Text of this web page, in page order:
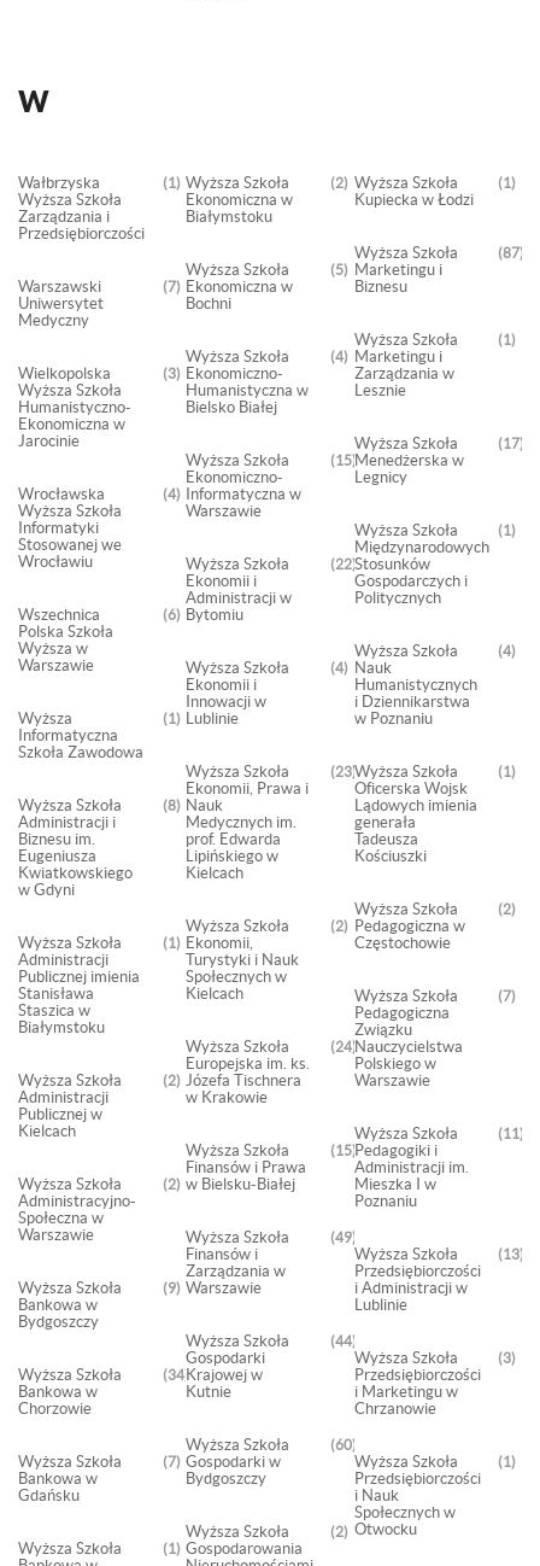
W
Wałbrzyska
Wyższa Szkoła
Zarządzania i
Przedsiębiorczości
1
Warszawski
Uniwersytet
Medyczny
7
Wielkopolska
Wyższa Szkoła
Humanistyczno-
Ekonomiczna w
Jarocinie
3
Wrocławska
Wyższa Szkoła
Informatyki
Stosowanej we
Wrocławiu
4
Wszechnica
Polska Szkoła
Wyższa w
Warszawie
6
Wyższa
Informatyczna
Szkoła Zawodowa
1
Wyższa Szkoła
Administracji i
Biznesu im.
Eugeniusza
Kwiatkowskiego
w Gdyni
8
Wyższa Szkoła
Administracji
Publicznej imienia
Stanisława
Staszica w
Białymstoku
1
Wyższa Szkoła
Administracji
Publicznej w
Kielcach
2
Wyższa Szkoła
Administracyjno-
Społeczna w
Warszawie
2
Wyższa Szkoła
Bankowa w
Bydgoszczy
9
Wyższa Szkoła
Bankowa w
Chorzowie
34
Wyższa Szkoła
Bankowa w
Gdańsku
7
Wyższa Szkoła
1
Wyższa Szkoła
Ekonomiczna w
Białymstoku
2
Wyższa Szkoła
Ekonomiczna w
Bochni
5
Wyższa Szkoła
Ekonomiczno-
Humanistyczna w
Bielsko Białej
4
Wyższa Szkoła
Ekonomiczno-
Informatyczna w
Warszawie
15
Wyższa Szkoła
Ekonomii i
Administracji w
Bytomiu
22
Wyższa Szkoła
Ekonomii i
Innowacji w
Lublinie
4
Wyższa Szkoła
Ekonomii, Prawa i
Nauk
Medycznych im.
prof. Edwarda
Lipińskiego w
Kielcach
23
Wyższa Szkoła
Ekonomii,
Turystyki i Nauk
Społecznych w
Kielcach
2
Wyższa Szkoła
Europejska im. ks.
Józefa Tischnera
w Krakowie
24
Wyższa Szkoła
Finansów i Prawa
w Bielsku-Białej
15
Wyższa Szkoła
Finansów i
Zarządzania w
Warszawie
49
Wyższa Szkoła
Gospodarki
Krajowej w
Kutnie
44
Wyższa Szkoła
Gospodarki w
Bydgoszczy
60
Wyższa Szkoła
Gospodarowania
2
Wyższa Szkoła
Kupiecka w Łodzi
1
Wyższa Szkoła
Marketingu i
Biznesu
87
Wyższa Szkoła
Marketingu i
Zarządzania w
Lesznie
1
Wyższa Szkoła
Menedżerska w
Legnicy
17
Wyższa Szkoła
Międzynarodowych
Stosunków
Gospodarczych i
Politycznych
1
Wyższa Szkoła
Nauk
Humanistycznych
i Dziennikarstwa
w Poznaniu
4
Wyższa Szkoła
Oficerska Wojsk
Lądowych imienia
generała
Tadeusza
Kościuszki
1
Wyższa Szkoła
Pedagogiczna w
Częstochowie
2
Wyższa Szkoła
Pedagogiczna
Związku
Nauczycielstwa
Polskiego w
Warszawie
7
Wyższa Szkoła
Pedagogiki i
Administracji im.
Mieszka I w
Poznaniu
11
Wyższa Szkoła
Przedsiębiorczości
i Administracji w
Lublinie
13
Wyższa Szkoła
Przedsiębiorczości
i Marketingu w
Chrzanowie
3
Wyższa Szkoła
Przedsiębiorczości
i Nauk
Społecznych w
Otwocku
1